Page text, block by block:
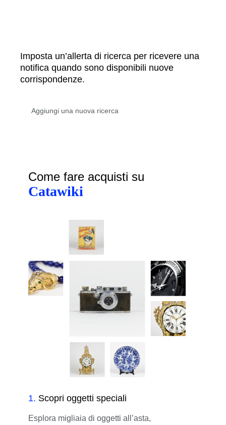
Imposta un’allerta di ricerca per ricevere una
notifica quando sono disponibili nuove
corrispondenze.
Come fare acquisti su
Catawiki
1. Scopri oggetti speciali
Esplora migliaia di oggetti all’asta,